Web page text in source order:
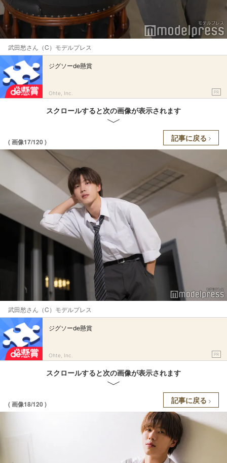
武田愁さん（C）モデルプレス
ジグソーde懸賞
Ohte, Inc. PR
スクロールすると次の画像が表示されます
( 画像17/120 ) 記事に戻る
武田愁さん（C）モデルプレス
ジグソーde懸賞
Ohte, Inc. PR
スクロールすると次の画像が表示されます
( 画像18/120 ) 記事に戻る